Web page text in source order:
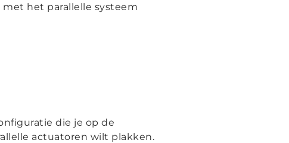
het parallelle systeem
die je op de
actuatoren wilt plakken.